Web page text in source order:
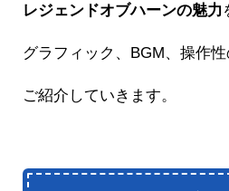
レジェンドオブハーンの魅力
グラフィック、BGM、操作
ご紹介していきます。